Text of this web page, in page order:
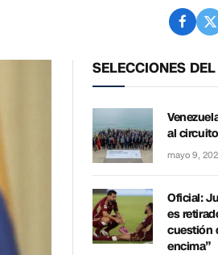
SELECCIONES
al
mayo 9,
Oficial:
es
cuestión
encima”